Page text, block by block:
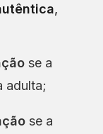
,
se a
adulta;
se a